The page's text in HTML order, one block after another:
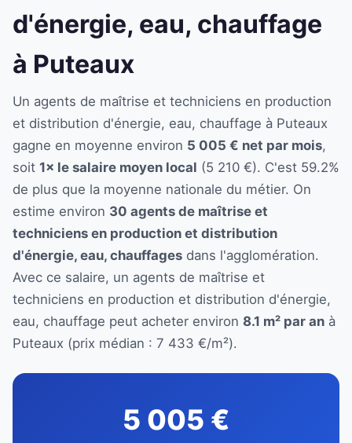
d'énergie, eau, chauffage
à Puteaux
Un agents de maîtrise et techniciens en production
et distribution d'énergie, eau, chauffage à Puteaux
gagne en moyenne environ 5 005 € net par mois,
soit 1× le salaire moyen local (5 210 €). C'est 59.2%
de plus que la moyenne nationale du métier. On
estime environ 30 agents de maîtrise et
techniciens en production et distribution
d'énergie, eau, chauffages dans l'agglomération.
Avec ce salaire, un agents de maîtrise et
techniciens en production et distribution d'énergie,
eau, chauffage peut acheter environ 8.1 m² par an à
Puteaux (prix médian : 7 433 €/m²).
5 005 €